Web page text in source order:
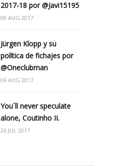
2017-18 por @Javi15195
09 AUG 2017
Jürgen Klopp y su
política de fichajes por
@Oneclubman
06 AUG 2017
You´ll never speculate
alone, Coutinho II.
26 JUL 2017